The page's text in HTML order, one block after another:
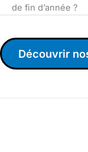
de fin d’année ?
Découvrir